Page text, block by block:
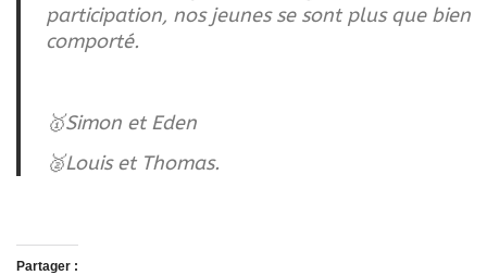
participation, nos jeunes se sont plus que bien
comporté.
🥇Simon et Eden
🥈Louis et Thomas.
Partager :